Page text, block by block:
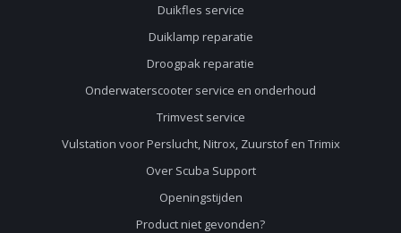
Duikfles service
Duiklamp reparatie
Droogpak reparatie
Onderwaterscooter service en onderhoud
Trimvest service
Vulstation voor Perslucht, Nitrox, Zuurstof en Trimix
Over Scuba Support
Openingstijden
Product niet gevonden?